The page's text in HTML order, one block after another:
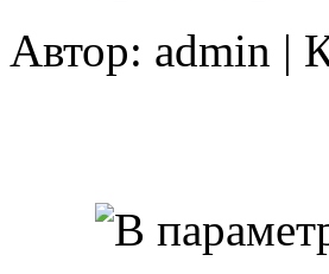
Автор: admin |